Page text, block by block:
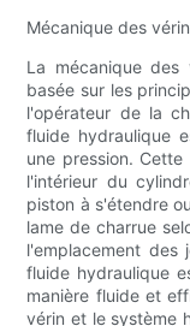
Mécanique des
La mécanique des
basée sur les
l'opérateur de la
fluide hydraulique
une pression.
l'intérieur du
piston à s'étendre
lame de charrue
l'emplacement des
fluide hydraulique
manière fluide et
vérin et le système